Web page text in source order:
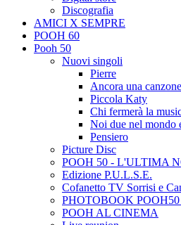
Discografia
AMICI X SEMPRE
POOH 60
Pooh 50
Nuovi singoli
Pierre
Ancora una canzone
Piccola Katy
Chi fermerà la
Noi due nel mondo
Pensiero
Picture Disc
POOH 50 - L'ULTIMA
Edizione P.U.L.S.E.
Cofanetto TV Sorrisi e
PHOTOBOOK
POOH AL CINEMA